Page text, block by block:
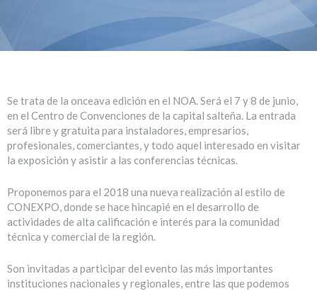
Se trata de la onceava edición en el NOA. Será el 7 y 8 de junio,
en el Centro de Convenciones de la capital salteña. La entrada
será libre y gratuita para instaladores, empresarios,
profesionales, comerciantes, y todo aquel interesado en visitar
la exposición y asistir a las conferencias técnicas.
Proponemos para el 2018 una nueva realización al estilo de
CONEXPO, donde se hace hincapié en el desarrollo de
actividades de alta calificación e interés para la comunidad
técnica y comercial de la región.
Son invitadas a participar del evento las más importantes
instituciones nacionales y regionales, entre las que podemos